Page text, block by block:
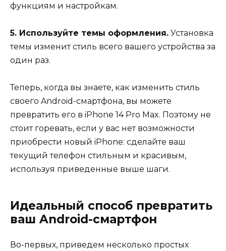
функциям и настройкам.
5. Используйте темы оформления. Установка
темы изменит стиль всего вашего устройства за
один раз.
Теперь, когда вы знаете, как изменить стиль
своего Android-смартфона, вы можете
превратить его в iPhone 14 Pro Max. Поэтому не
стоит горевать, если у вас нет возможности
приобрести новый iPhone: сделайте ваш
текущий телефон стильным и красивым,
используя приведенные выше шаги.
Идеальный способ превратить
ваш Android-смартфон
Во-первых, приведем несколько простых